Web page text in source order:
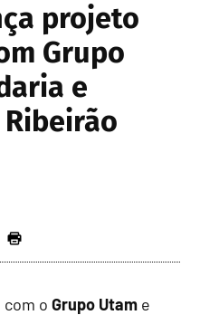
projeto
Grupo
e
com oGrupo Utam e